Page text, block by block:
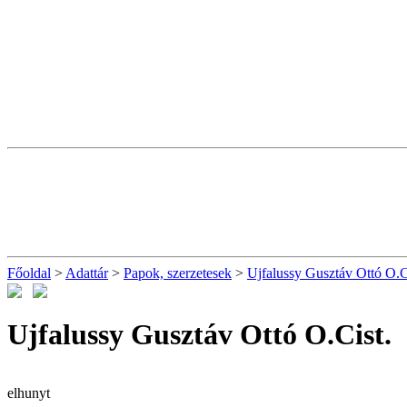
Főoldal > Adattár> Papok, szerzetesek > Ujfalussy Gusztáv Ottó
Ujfalussy Gusztáv Ottó O.Cist.
elhunyt